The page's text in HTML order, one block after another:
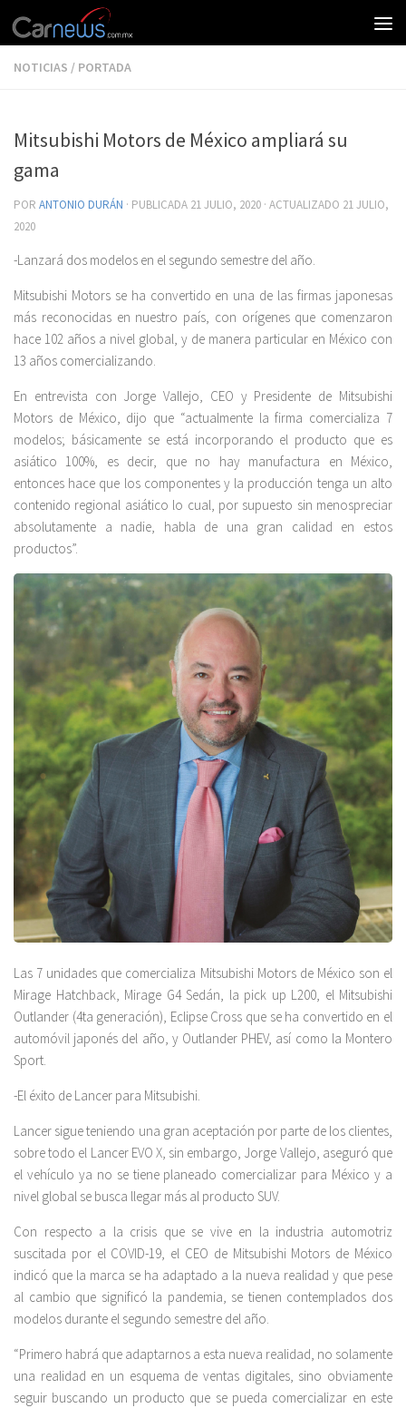
NOTICIAS / PORTADA
Mitsubishi Motors de México ampliará su
gama
POR ANTONIO DURÁN · PUBLICADA 21 JULIO, 2020 · ACTUALIZADO 21 JULIO,
2020
-Lanzará dos modelos en el segundo semestre del año.
Mitsubishi Motors se ha convertido en una de las firmas japonesas
más reconocidas en nuestro país, con orígenes que comenzaron
hace 102 años a nivel global, y de manera particular en México con
13 años comercializando.
En entrevista con Jorge Vallejo, CEO y Presidente de Mitsubishi
Motors de México, dijo que “actualmente la firma comercializa 7
modelos; básicamente se está incorporando el producto que es
asiático 100%, es decir, que no hay manufactura en México,
entonces hace que los componentes y la producción tenga un alto
contenido regional asiático lo cual, por supuesto sin menospreciar
absolutamente a nadie, habla de una gran calidad en estos
productos”.
Las 7 unidades que comercializa Mitsubishi Motors de México son el
Mirage Hatchback, Mirage G4 Sedán, la pick up L200, el Mitsubishi
Outlander (4ta generación), Eclipse Cross que se ha convertido en el
automóvil japonés del año, y Outlander PHEV, así como la Montero
Sport.
-El éxito de Lancer para Mitsubishi.
Lancer sigue teniendo una gran aceptación por parte de los clientes,
sobre todo el Lancer EVO X, sin embargo, Jorge Vallejo, aseguró que
el vehículo ya no se tiene planeado comercializar para México y a
nivel global se busca llegar más al producto SUV.
Con respecto a la crisis que se vive en la industria automotriz
suscitada por el COVID-19, el CEO de Mitsubishi Motors de México
indicó que la marca se ha adaptado a la nueva realidad y que pese
al cambio que significó la pandemia, se tienen contemplados dos
modelos durante el segundo semestre del año.
“Primero habrá que adaptarnos a esta nueva realidad, no solamente
una realidad en un esquema de ventas digitales, sino obviamente
seguir buscando un producto que se pueda comercializar en este